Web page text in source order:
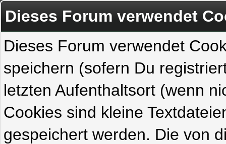
Dieses Forum verwendet
Dieses Forum verwendet
speichern (sofern Du
letzten Aufenthaltsort (wenn
Cookies sind kleine
gespeichert werden. Die von